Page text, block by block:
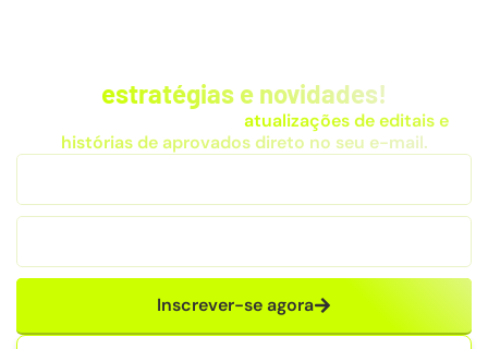
estratégias e novidades!
atualizações de editais e
histórias de aprovados direto no seu e-mail.
Inscrever-se agora